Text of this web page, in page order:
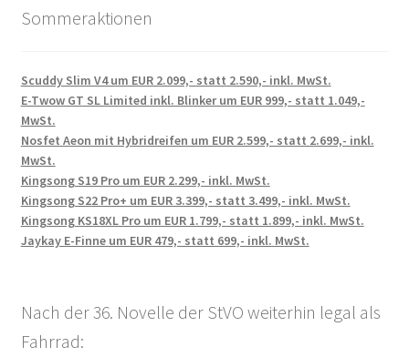
Sommeraktionen
Scuddy Slim V4 um EUR 2.099,- statt 2.590,- inkl. MwSt.
E-Twow GT SL Limited inkl. Blinker um EUR 999,- statt 1.049,-
MwSt.
Nosfet Aeon mit Hybridreifen um EUR 2.599,- statt 2.699,- inkl.
MwSt.
Kingsong S19 Pro um EUR 2.299,- inkl. MwSt.
Kingsong S22 Pro+ um EUR 3.399,- statt 3.499,- inkl. MwSt.
Kingsong KS18XL Pro um EUR 1.799,- statt 1.899,- inkl. MwSt.
Jaykay E-Finne um EUR 479,- statt 699,- inkl. MwSt.
Nach der 36. Novelle der StVO weiterhin legal als
Fahrrad: